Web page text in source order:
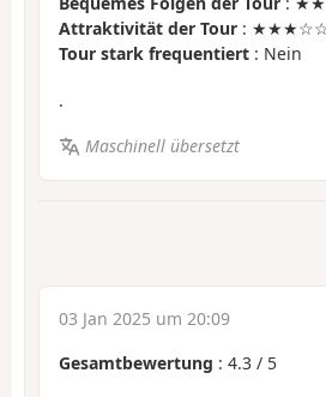
Attraktivität der Tour : ★★★☆☆
Tour stark frequentiert : Nein
.
Maschinell übersetzt
03 Jan 2025 um 20:09
Gesamtbewertung : 4.3 / 5